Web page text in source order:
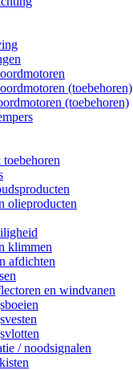
(toebehoren)
(toebehoren)
olieproducten
klimmen
afdichten
en windvanen
/ noodsignalen